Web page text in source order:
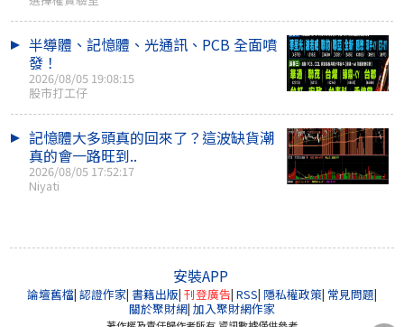
半導體、記憶體、光通訊、PCB 全面噴
發！
2026/08/05 19:08:15
股市打工仔
記憶體大多頭真的回來了？這波缺貨潮
真的會一路旺到..
2026/08/05 17:52:17
Niyati
安裝APP
論壇舊檔| 認證作家| 書籍出版| 刊登廣告| RSS| 隱私權政策| 常見問題|
關於聚財網| 加入聚財網作家